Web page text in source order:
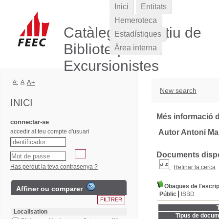
Catàleg Col·lectiu de
Biblioteques
Excursionistes
New search
Més informació
Autor Antoni
Documents
Refinar la cerca
Obagues de
Públic
ISBD
Tipus de
Inici
Entitats
Hemeroteca
Estadístiques
Àrea interna
A- A A+
INICI
connectar-se
accedir al teu compte d'usuari
Has perdut la teva contrasenya ?
Affiner ou comparer
Localisation